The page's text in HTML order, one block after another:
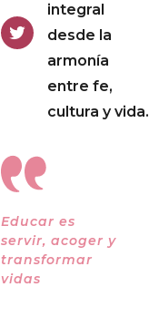
integral
desde la
armonía
entre fe,
cultura y vida.
Educar es
servir, acoger y
transformar
vidas